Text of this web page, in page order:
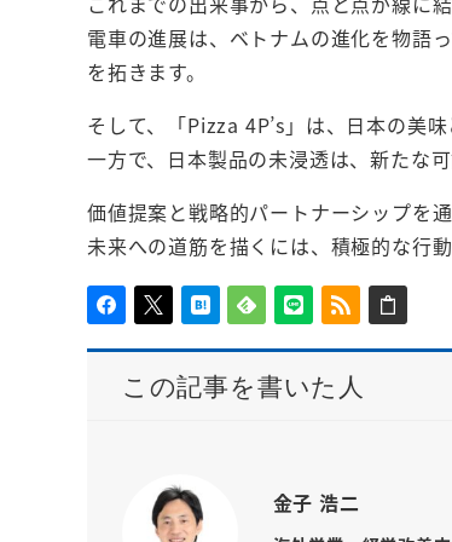
電車の進展は、ベトナムの進化を物語
を拓きます。
そして、「Pizza 4P’s」は、日本の美
一方で、日本製品の未浸透は、新たな可
価値提案と戦略的パートナーシップを
未来への道筋を描くには、積極的な行
この記事を書いた人
金子 浩二